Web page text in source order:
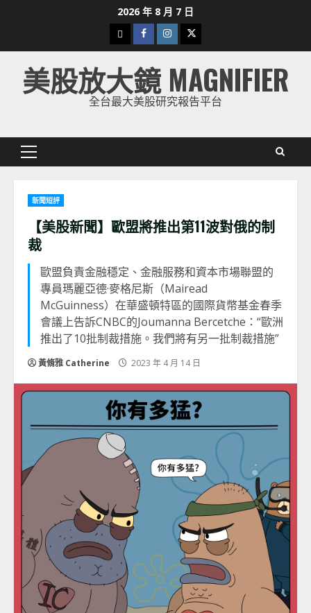
2026 年 8 月 7 日
下
載
美
股
Facebook
Instagram
Twitter
美股放大鏡 MAGNIFIER
全台最大美股研究報告平台
Primary
新聞短評
【美股新聞】歐盟將推出第11波對俄的制
裁
歐盟負責金融穩定、金融服務和資本市場聯盟的
專員瑪麗亞德·麥格尼斯（Mairead
McGuinness）在華盛頓特區的國際貨幣基金春季
會議上告訴CNBC的Joumanna Bercetche：“歐洲
推出了10批制裁措施。我們將有另一批制裁措施”
黃脩雅 Catherine 2023 年 4 月 14 日